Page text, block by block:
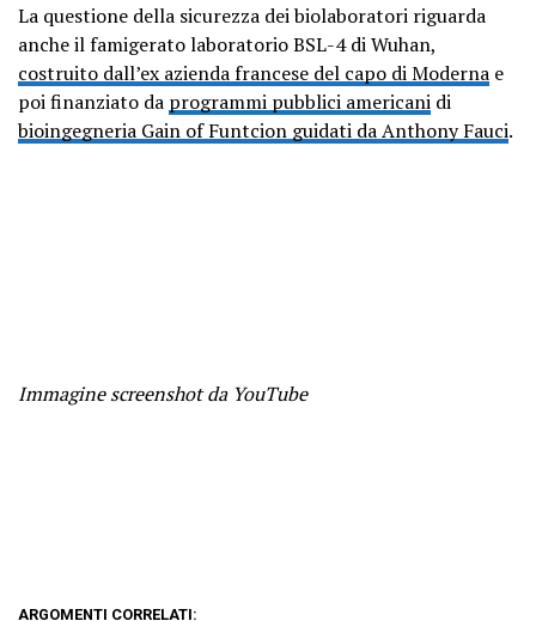
La questione della sicurezza dei biolaboratori riguarda
anche il famigerato laboratorio BSL-4 di Wuhan,
costruito dall’ex azienda francese del capo di Moderna e
poi finanziato da programmi pubblici americani di
bioingegneria Gain of Funtcion guidati da Anthony Fauci.
Immagine screenshot da YouTube
ARGOMENTI CORRELATI: